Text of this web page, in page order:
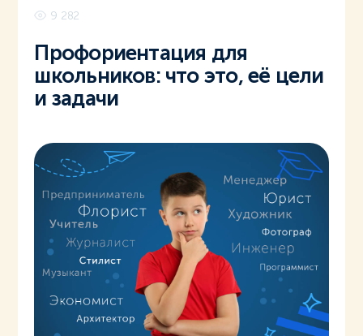
9 282
Профориентация для
школьников: что это, её цели
и задачи